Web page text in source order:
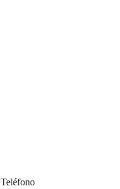
Teléfono